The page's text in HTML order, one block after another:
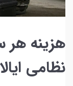
هزینه هر
نظامی